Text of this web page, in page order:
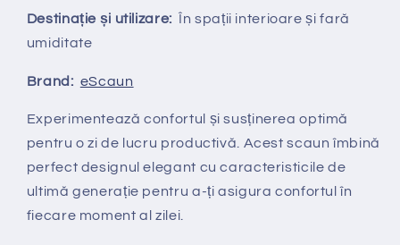
Destinație și utilizare: În spații interioare și fară
umiditate
Brand: eScaun
Experimentează confortul și susținerea optimă
pentru o zi de lucru productivă. Acest scaun îmbină
perfect designul elegant cu caracteristicile de
ultimă generație pentru a-ți asigura confortul în
fiecare moment al zilei.